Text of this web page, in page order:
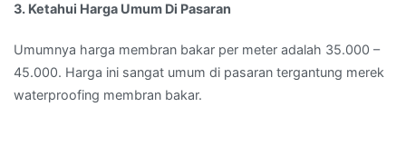
3. Ketahui Harga Umum Di Pasaran
Umumnya harga membran bakar per meter adalah 35.000 –
45.000. Harga ini sangat umum di pasaran tergantung merek
waterproofing membran bakar.